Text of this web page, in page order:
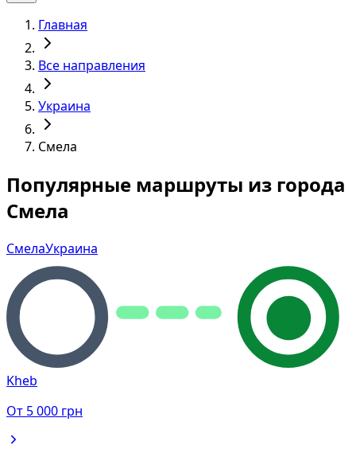
Главная
Все направления
Украина
Смела
Популярные маршруты из города
Смела
СмелаУкраина
Kheb
От 5 000 грн